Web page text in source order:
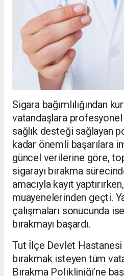
Sigara bağımlılığından
vatandaşlara profesyonel
sağlık desteği sağlayan
kadar önemli başarılara
güncel verilerine göre,
sigarayı bırakma
amacıyla kayıt
muayenelerinden geçti.
çalışmaları sonucunda
bırakmayı başardı.
Tut İlçe Devlet Hastanesi
bırakmak isteyen tüm
Bırakma Polikliniği’ne